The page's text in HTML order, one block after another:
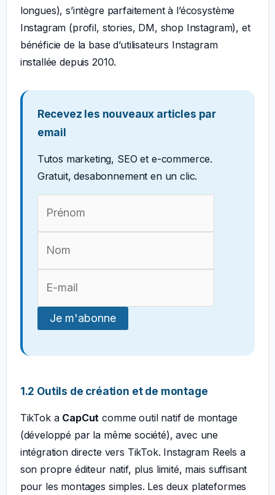
longues), s’intègre parfaitement à l’écosystème
Instagram (profil, stories, DM, shop Instagram), et
bénéficie de la base d’utilisateurs Instagram
installée depuis 2010.
Recevez les nouveaux articles par
email
Tutos marketing, SEO et e-commerce.
Gratuit, desabonnement en un clic.
1.2 Outils de création et de montage
TikTok a CapCut comme outil natif de montage
(développé par la même société), avec une
intégration directe vers TikTok. Instagram Reels a
son propre éditeur natif, plus limité, mais suffisant
pour les montages simples. Les deux plateformes